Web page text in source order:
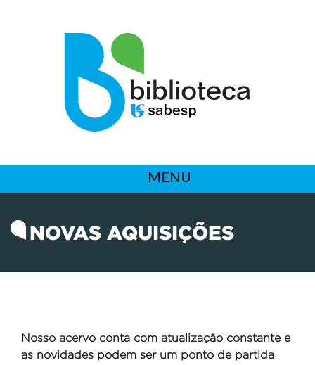
MENU
NOVAS AQUISIÇÕES
Nosso acervo conta com atualização constante e
as novidades podem ser um ponto de partida